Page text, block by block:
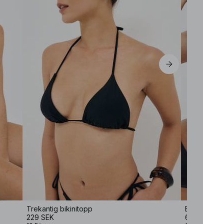
Trekantig bikinitopp
229 SEK